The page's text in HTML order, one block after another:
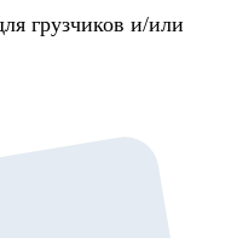
грузчиков и/или